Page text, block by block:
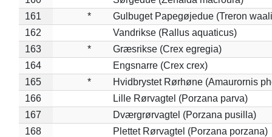
161
*
Gulbuget Papegøjedue (Treron
162
Vandrikse (Rallus aquaticus)
163
*
Græsrikse (Crex egregia)
164
Engsnarre (Crex crex)
165
*
Hvidbrystet Rørhøne (Amaurornis
166
Lille Rørvagtel (Porzana parva)
167
Dværgrørvagtel (Porzana pusilla)
168
Plettet Rørvagtel (Porzana porzana)